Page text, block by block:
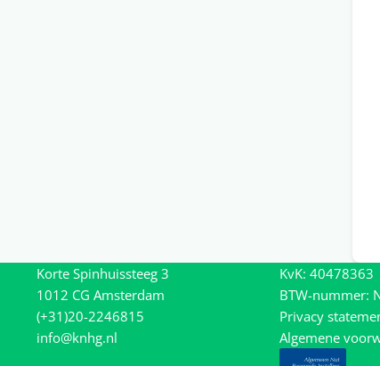
Korte Spinhuissteeg 3
1012 CG Amsterdam
(+31)20-2246815
info@knhg.nl
KvK: 40478363
BTW-nummer:
Privacy
Algemene